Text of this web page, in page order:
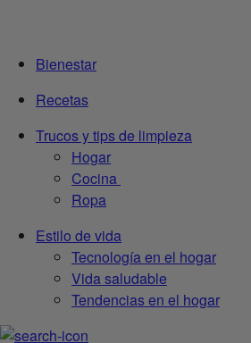
Bienestar
Recetas
Trucos y tips de limpieza
Hogar
Cocina
Ropa
Estilo de vida
Tecnología en el hogar
Vida saludable
Tendencias en el hogar